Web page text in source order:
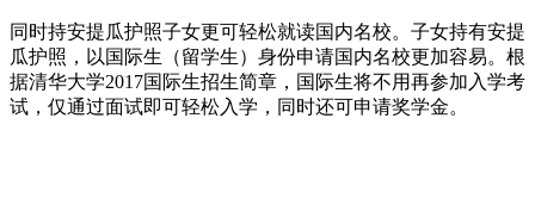
同时持安提瓜护照子女更可轻松就读国内名校。子女持有安提
瓜护照，以国际生（留学生）身份申请国内名校更加容易。根
据清华大学2017国际生招生简章，国际生将不用再参加入学考
试，仅通过面试即可轻松入学，同时还可申请奖学金。